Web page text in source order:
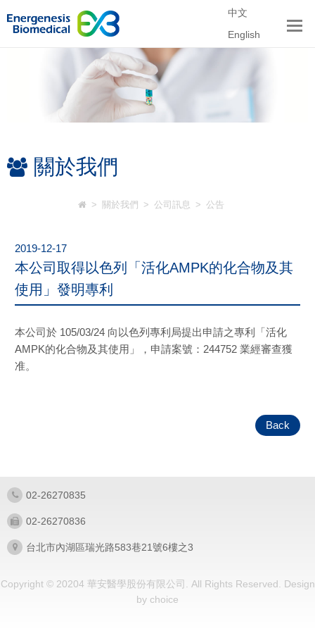
中文
English
關於我們
> 關於我們 > 公司訊息 > 公告
2019-12-17
本公司取得以色列「活化AMPK的化合物及其
使用」發明專利
本公司於 105/03/24 向以色列專利局提出申請之專利「活化
AMPK的化合物及其使用」，申請案號：244752 業經審查獲
准。
Back
02-26270835
02-26270836
台北市內湖區瑞光路583巷21號6樓之3
Copyright © 20204 華安醫學股份有限公司. All Rights Reserved. Design
by choice